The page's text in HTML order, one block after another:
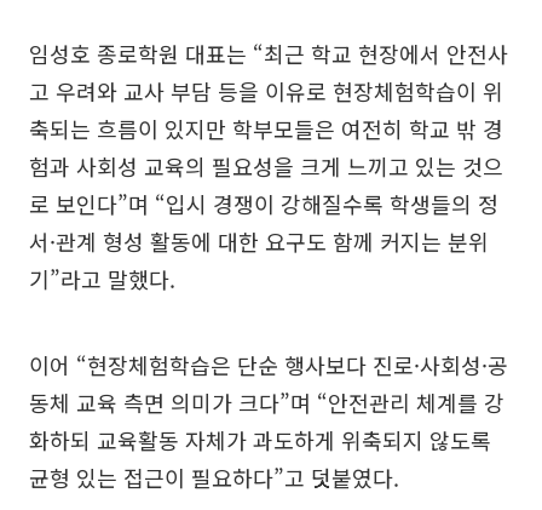
임성호 종로학원 대표는 “최근 학교 현장에서 안전사
고 우려와 교사 부담 등을 이유로 현장체험학습이 위
축되는 흐름이 있지만 학부모들은 여전히 학교 밖 경
험과 사회성 교육의 필요성을 크게 느끼고 있는 것으
로 보인다”며 “입시 경쟁이 강해질수록 학생들의 정
서·관계 형성 활동에 대한 요구도 함께 커지는 분위
기”라고 말했다.
이어 “현장체험학습은 단순 행사보다 진로·사회성·공
동체 교육 측면 의미가 크다”며 “안전관리 체계를 강
화하되 교육활동 자체가 과도하게 위축되지 않도록
균형 있는 접근이 필요하다”고 덧붙였다.